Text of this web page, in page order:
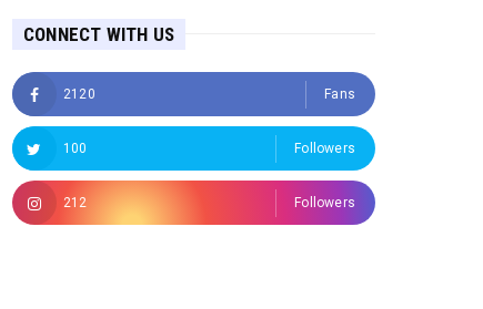
CONNECT WITH US
2120 Fans
100 Followers
212 Followers